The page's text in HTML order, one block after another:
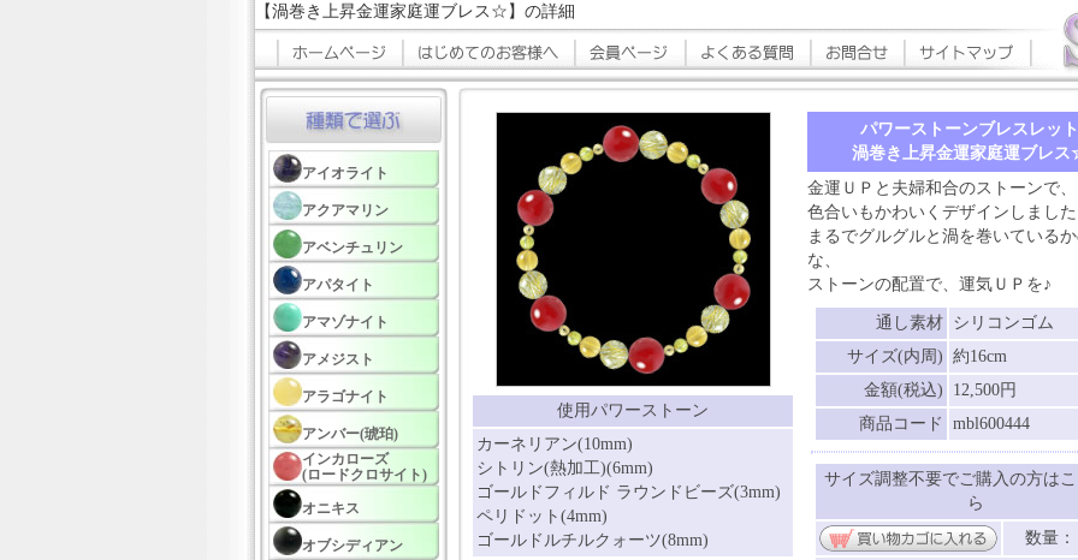
【渦巻き上昇金運家庭運ブレス☆】の詳細
アイオライト
アクアマリン
アベンチュリン
アパタイト
アマゾナイト
アメジスト
アラゴナイト
アンバー(琥珀)
インカローズ
(ロードクロサイト)
オニキス
オブシディアン
使用パワーストーン
カーネリアン(10mm)
シトリン(熱加工)(6mm)
ゴールドフィルド ラウンドビーズ(3mm)
ペリドット(4mm)
ゴールドルチルクォーツ(8mm)
パワーストーンブレスレット
渦巻き上昇金運家庭運ブレ
金運ＵＰと夫婦和合のストーンで、
色合いもかわいくデザインしまし
まるでグルグルと渦を巻いている
な、
ストーンの配置で、運気ＵＰを♪
通し素材 シリコンゴム
サイズ(内周) 約16cm
金額(税込)
12,500円
商品コード
mbl600444
サイズ調整不要でご購入の方は
ら
数量